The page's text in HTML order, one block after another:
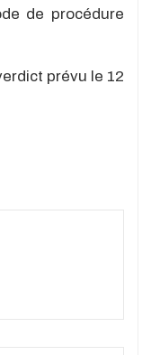
de procédure
prévu le 12